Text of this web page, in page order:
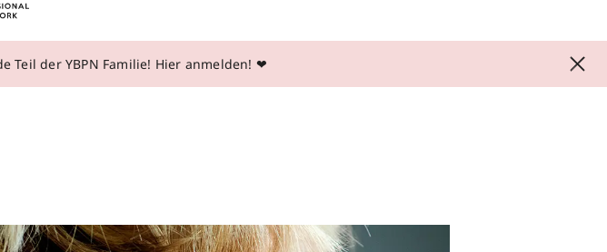
Teil der YBPN Familie! Hier anmelden! ❤